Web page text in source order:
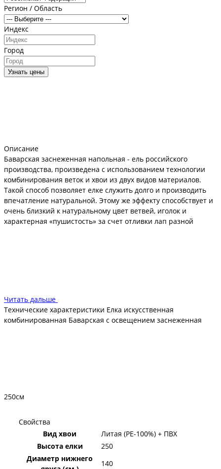
Регион / Область
Индекс
Город
Узнать цены
Описание
Баварская заснеженная напольная - ель российского
производства, произведена с использованием технологии
комбинирования веток и хвои из двух видов материалов.
Такой способ позволяет елке служить долго и производить
впечатление натуральной. Этому же эффекту способствует и
очень близкий к натуральному цвет ветвей, иголок и
характерная «пушистость» за счет отливки лап разной
небольших помещений Хранить и ухаживать за деревом
очень просто и удобно.
Читать дальше
Технические характеристики Елка искусственная
комбинированная Баварская с освещением заснеженная
250см
Свойства
Вид хвои
Литая (PE-100%) + ПВХ
Высота елки
250
Диаметр нижнего
140